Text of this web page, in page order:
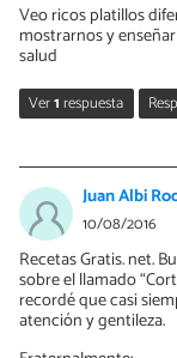
Veo ricos platillos
mostrarnos y
salud
Ver1respuesta
27/07/
Gracias a ti por
Juan Albi
10/08/2016
Recetas Gratis. net.
sobre el llamado
recordé que casi
atención y gentileza.